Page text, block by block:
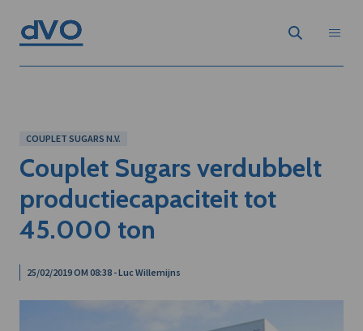
COUPLET SUGARS N.V.
Couplet Sugars verdubbelt
productiecapaciteit tot
45.000 ton
25/02/2019 OM 08:38 - Luc Willemijns